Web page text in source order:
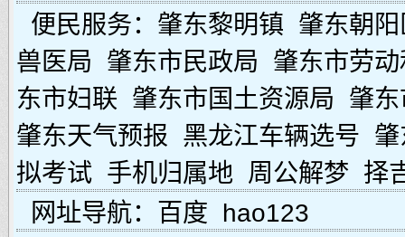
便民服务： 肇东黎明镇 肇东朝
兽医局 肇东市民政局 肇东市劳
东市妇联 肇东市国土资源局 肇
肇东天气预报 黑龙江车辆选号
拟考试 手机归属地 周公解梦 择
网址导航： 百度 hao123